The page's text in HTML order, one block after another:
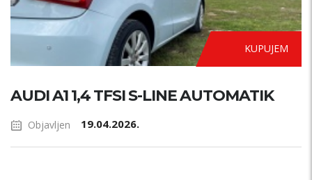
KUPUJEM
AUDI A1 1,4 TFSI S-LINE AUTOMATIK
Objavljen 19.04.2026.